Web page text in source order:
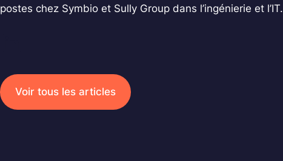
postes chez Symbio et Sully Group dans l’ingénierie et l’IT.
Voir tous les articles